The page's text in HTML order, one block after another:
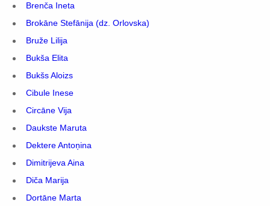
Brenča Ineta
Brokāne Stefānija (dz. Orlovska)
Bruže Lilija
Bukša Elita
Bukšs Aloizs
Cibule Inese
Circāne Vija
Daukste Maruta
Dektere Antoņina
Dimitrijeva Aina
Diča Marija
Dortāne Marta